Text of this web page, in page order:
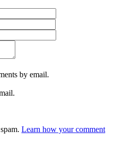
by email.
Learn how your comment